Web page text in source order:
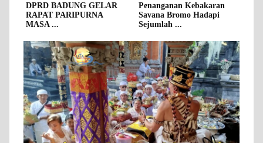
DPRD BADUNG GELAR
RAPAT PARIPURNA
MASA ...
Penanganan Kebakaran
Savana Bromo Hadapi
Sejumlah ...